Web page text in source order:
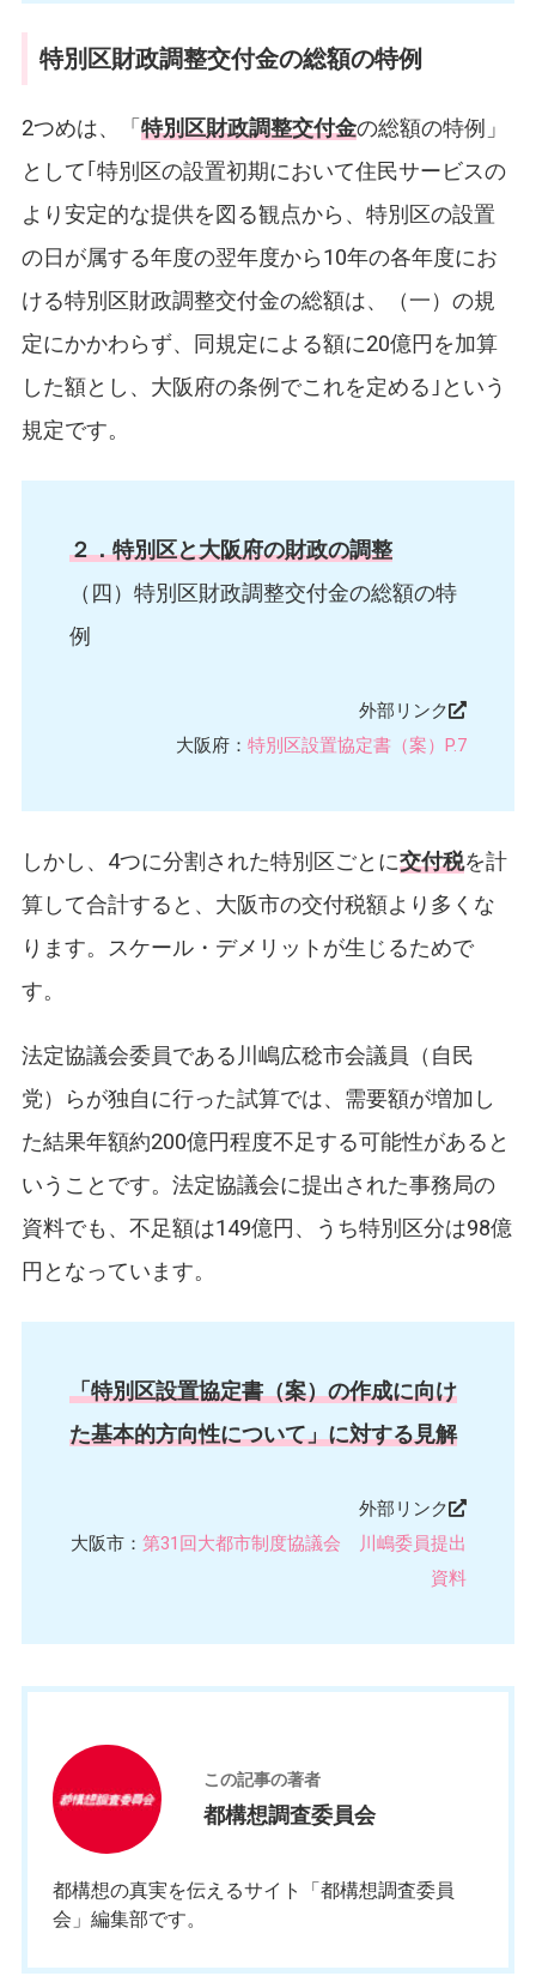
特別区財政調整交付金の総額の特例
2つめは、「 特別区財政調整交付金の総額の特例」
として｢特別区の設置初期において住民サービスの
より安定的な提供を図る観点から、特別区の設置
の日が属する年度の翌年度から10年の各年度にお
ける特別区財政調整交付金の総額は、（一）の規
定にかかわらず、同規定による額に20億円を加算
した額とし、大阪府の条例でこれを定める｣という
規定です。
２．特別区と大阪府の財政の調整
（四）特別区財政調整交付金の総額の特
例
外部リンク
大阪府：特別区設置協定書（案）P.7
しかし、4つに分割された特別区ごとに交付税を計
算して合計すると、大阪市の交付税額より多くな
ります。スケール・デメリットが生じるためで
す。
法定協議会委員である川嶋広稔市会議員（自民
党）らが独自に行った試算では、需要額が増加し
た結果年額約200億円程度不足する可能性があると
いうことです。法定協議会に提出された事務局の
資料でも、不足額は149億円、うち特別区分は98億
円となっています。
「特別区設置協定書（案）の作成に向け
た基本的方向性について」に対する見解
外部リンク
大阪市：第31回大都市制度協議会 川嶋委員提出
資料
この記事の著者
都構想調査委員会
都構想の真実を伝えるサイト「都構想調査委員
会」編集部です。